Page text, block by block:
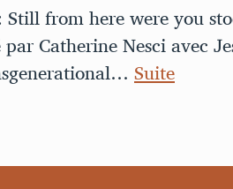
Still from here were you
Catherine Nesci avec
Suite